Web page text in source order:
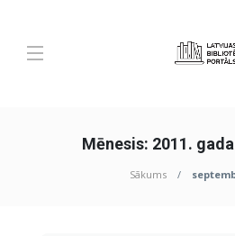
Mēnesis: 2011.
Sākums